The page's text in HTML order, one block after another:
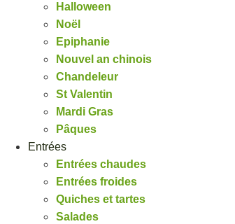
Halloween
Noël
Epiphanie
Nouvel an chinois
Chandeleur
St Valentin
Mardi Gras
Pâques
Entrées
Entrées chaudes
Entrées froides
Quiches et tartes
Salades